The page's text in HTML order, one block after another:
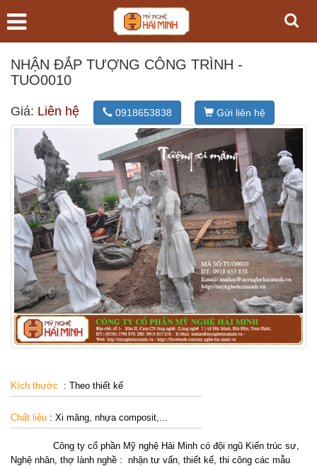
NHẬN ĐẮP TƯỢNG CÔNG TRÌNH -
TUO0010
Giá: Liên hệ 0918653838 Gửi liên hệ
Kích thước : Theo thiết kế
Chất liệu : Xi măng, nhựa composit,...
Công ty cổ phần Mỹ nghệ Hải Minh có đội ngũ Kiến trúc sư,
Nghệ nhân, thợ lành nghề : nhận tư vấn, thiết kế, thi công các mẫu